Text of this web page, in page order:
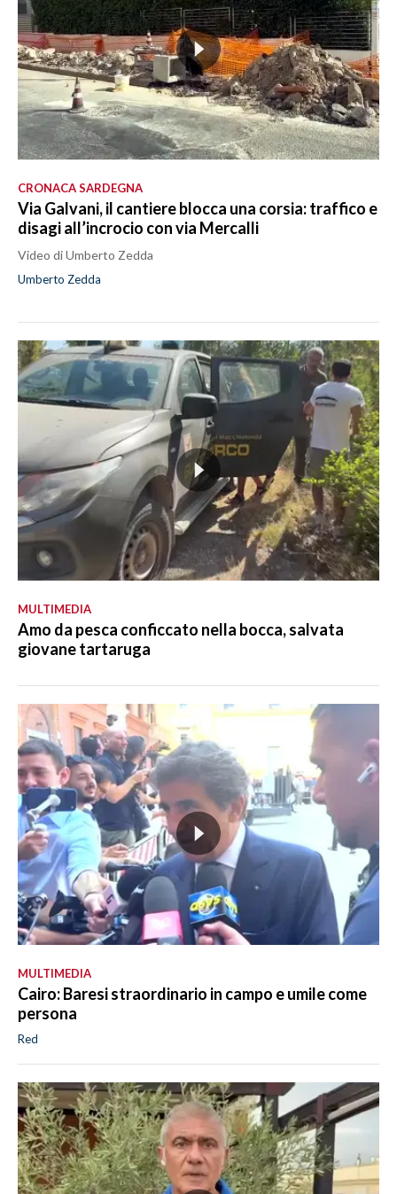
CRONACA SARDEGNA
Via Galvani, il cantiere blocca una corsia: traffico e
disagi all’incrocio con via Mercalli
Video di Umberto Zedda
Umberto Zedda
MULTIMEDIA
Amo da pesca conficcato nella bocca, salvata
giovane tartaruga
MULTIMEDIA
Cairo: Baresi straordinario in campo e umile come
persona
Red